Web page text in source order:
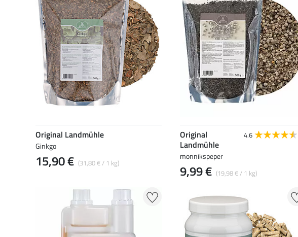
Original Landmühle
Ginkgo
15,90 € (31,80 € / 1 kg)
Original
Landmühle
4.6
monnikspeper
9,99 € (19,98 € / 1 kg)